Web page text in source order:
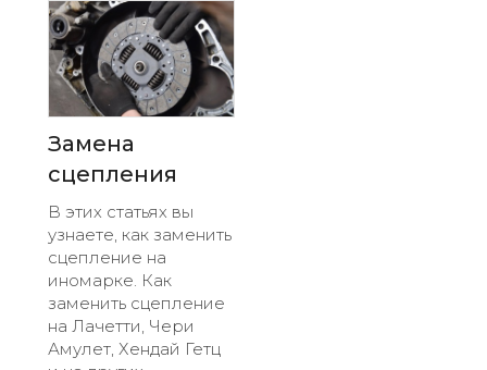
Замена
сцепления
В этих статьях вы
узнаете, как заменить
сцепление на
иномарке. Как
заменить сцепление
на Лачетти, Чери
Амулет, Хендай Гетц